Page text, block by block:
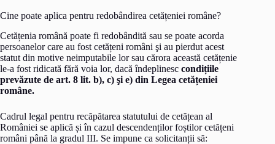
Cine poate aplica pentru redobândirea cetățeniei române?
Cetățenia română poate fi redobândită sau se poate acorda
persoanelor care au fost cetățeni români şi au pierdut acest
statut din motive neimputabile lor sau cărora această cetățenie
le-a fost ridicată fără voia lor, dacă îndeplinesc condițiile
prevăzute de art. 8 lit. b), c) şi e) din Legea cetățeniei
române.
Cadrul legal pentru recăpătarea statutului de cetățean al
României se aplică și în cazul descendenților foștilor cetățeni
români până la gradul III. Se impune ca solicitanții să: